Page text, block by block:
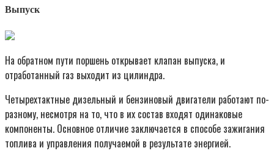
Выпуск
На обратном пути поршень открывает клапан выпуска, и
отработанный газ выходит из цилиндра.
Четырехтактные дизельный и бензиновый двигатели работают по-
разному, несмотря на то, что в их состав входят одинаковые
компоненты. Основное отличие заключается в способе зажигания
топлива и управления получаемой в результате энергией.